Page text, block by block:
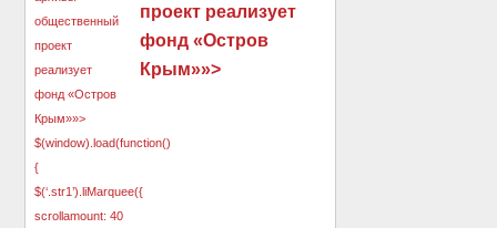
проект реализует
фонд «Остров
Крым»»>